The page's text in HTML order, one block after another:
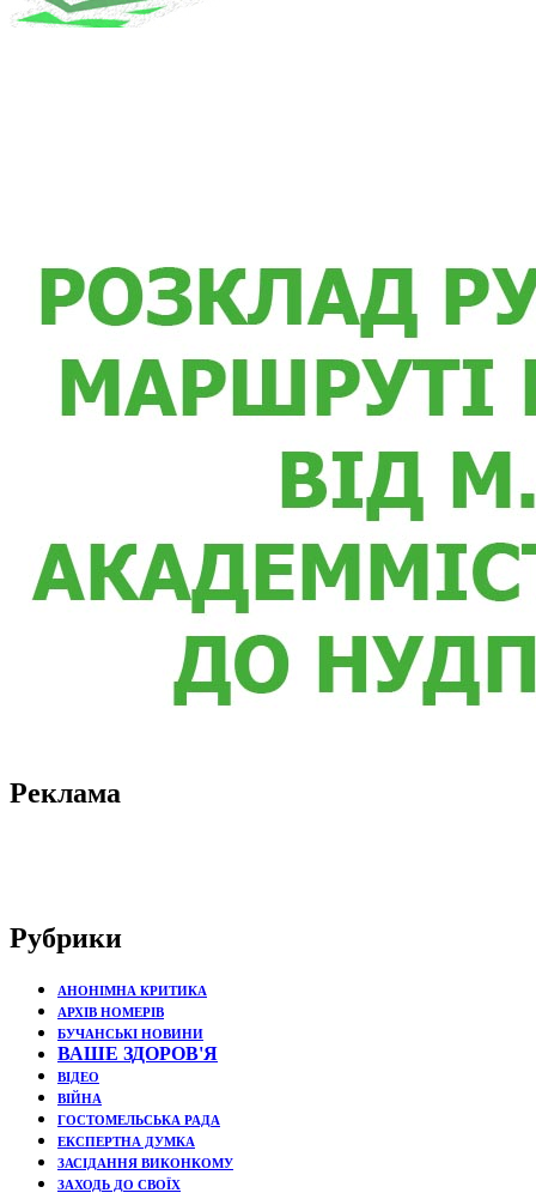
Реклама
Рубрики
АНОНІМНА КРИТИКА
АРХІВ НОМЕРІВ
БУЧАНСЬКІ НОВИНИ
ВАШЕ ЗДОРОВ'Я
ВІДЕО
ВІЙНА
ГОСТОМЕЛЬСЬКА РАДА
ЕКСПЕРТНА ДУМКА
ЗАСІДАННЯ ВИКОНКОМУ
ЗАХОДЬ ДО СВОЇХ